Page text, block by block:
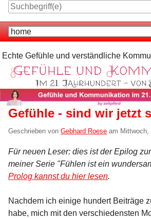
Skip
content
Navigation
Echte Gefühle und verständliche
Gefühle - sind wir jetzt
Geschrieben von Gebhard Roese am Mittwoch,
Für neuen Leser: dies ist der Epilog
meiner Serie "Fühlen ist ein
Prolog kannst du hier lesen.
Nachdem ich einige hundert Beiträge
habe, mich mit den verschiedensten